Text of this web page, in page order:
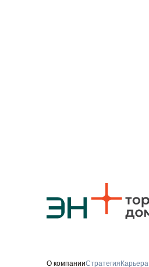
О компанииСтратегия Карьера